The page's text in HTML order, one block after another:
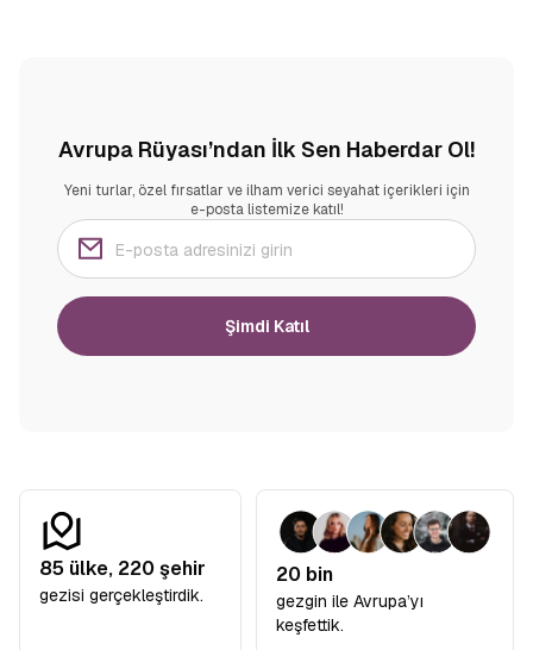
Avrupa Rüyası’ndan İlk Sen Haberdar Ol!
Yeni turlar, özel fırsatlar ve ilham verici seyahat içerikleri için
e-posta listemize katıl!
Şimdi Katıl
85 ülke, 220 şehir
gezisi gerçekleştirdik.
20 bin
gezgin ile Avrupa’yı
keşfettik.